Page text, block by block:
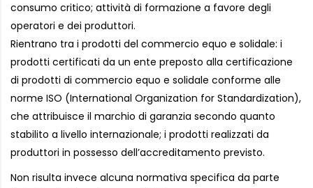
consumo critico; attività di formazione a favore degli
operatori e dei produttori.
Rientrano tra i prodotti del commercio equo e solidale: i
prodotti certificati da un ente preposto alla certificazione
di prodotti di commercio equo e solidale conforme alle
norme ISO (International Organization for Standardization),
che attribuisce il marchio di garanzia secondo quanto
stabilito a livello internazionale; i prodotti realizzati da
produttori in possesso dell’accreditamento previsto.
Non risulta invece alcuna normativa specifica da parte